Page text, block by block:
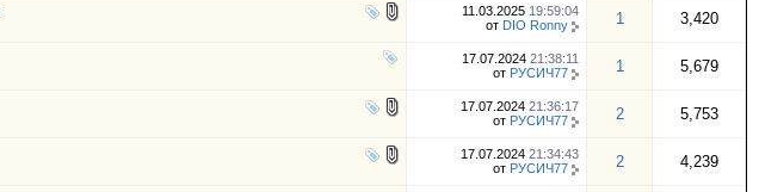
11.03.2025 19:59:04
от DIO Ronny 1 3,420
17.07.2024 21:38:11
от РУСИЧ77 1 5,679
17.07.2024 21:36:17
от РУСИЧ77 2 5,753
17.07.2024 21:34:43
от РУСИЧ77 2 4,239